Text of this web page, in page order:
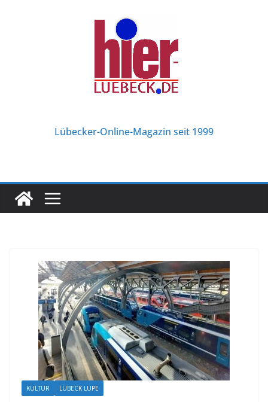
Lübecker-Online-Magazin seit 1999
KULTUR LÜBECK LUPE